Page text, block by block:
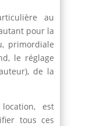
au
pour la
primordiale
le réglage
de la
est
tous ces